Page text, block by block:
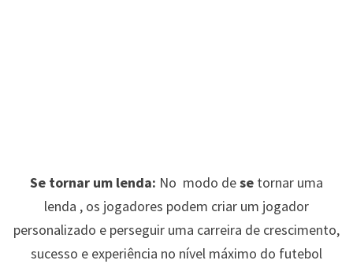
Se tornar um lenda: No modo desetornar uma
lenda , os jogadores podem criar um jogador
personalizado e perseguir uma carreira de crescimento,
sucesso e experiência no nível máximo do futebol